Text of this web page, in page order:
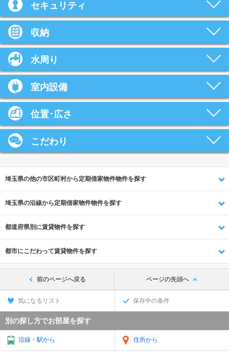
セキュリティ
収納
水周り
室内設備
位置･広さ
こだわり
埼玉県の他の市区町村から定期借家物件物件を探す
埼玉県の沿線から定期借家物件物件を探す
都道府県別に賃貸物件を探す
都市にこだわって賃貸物件を探す
前のページへ戻る ページの先頭へ
気になるリスト 保存中の条件
別の探し方でお部屋を探す
沿線・駅から 住所から